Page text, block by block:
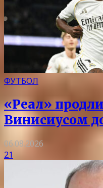
ФУТБОЛ
«Реал»
Винисиусом
06.08.2026
21